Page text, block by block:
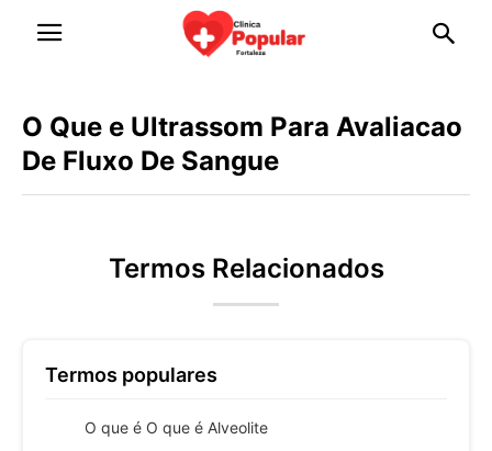
O Que e Ultrassom Para Avaliacao
De Fluxo De Sangue
Termos Relacionados
Termos populares
O que é O que é Alveolite